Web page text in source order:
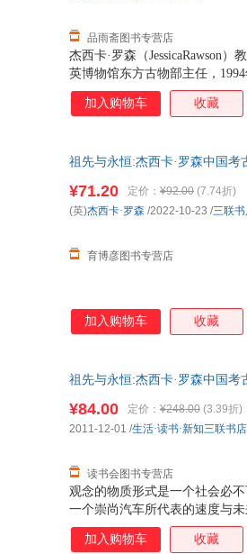
杰西卡·罗森（JessicaRawson
英博物馆东方古物部主任，
教授，是目前中国艺术与考古
起，她就致力于通过物质文化
录罗森教授的研究论文17篇，
篇）五个方面，大部分完成于
这些文章，罗森教授希望能够
品雨斋图书专营店
加入购物车 收藏
祖先与永恒:杰西卡·罗森中国考
¥71.20 定价： ¥92.00 (7.74折)
育博彦图书专营店
(英)杰西卡·罗森 /2022-10-23 /三联
加入购物车 收藏
祖先与永恒:杰西卡·罗森中国考
观念的物质形式是一个社会必
一个崇尚汽车所代表的速度与
奉祖先的青铜器来体现个人成
¥84.00 定价： ¥248.00 (3.39折)
读书会图书专营店
2011-12-01 /生活·读书·新知三联书店
加入购物车 收藏